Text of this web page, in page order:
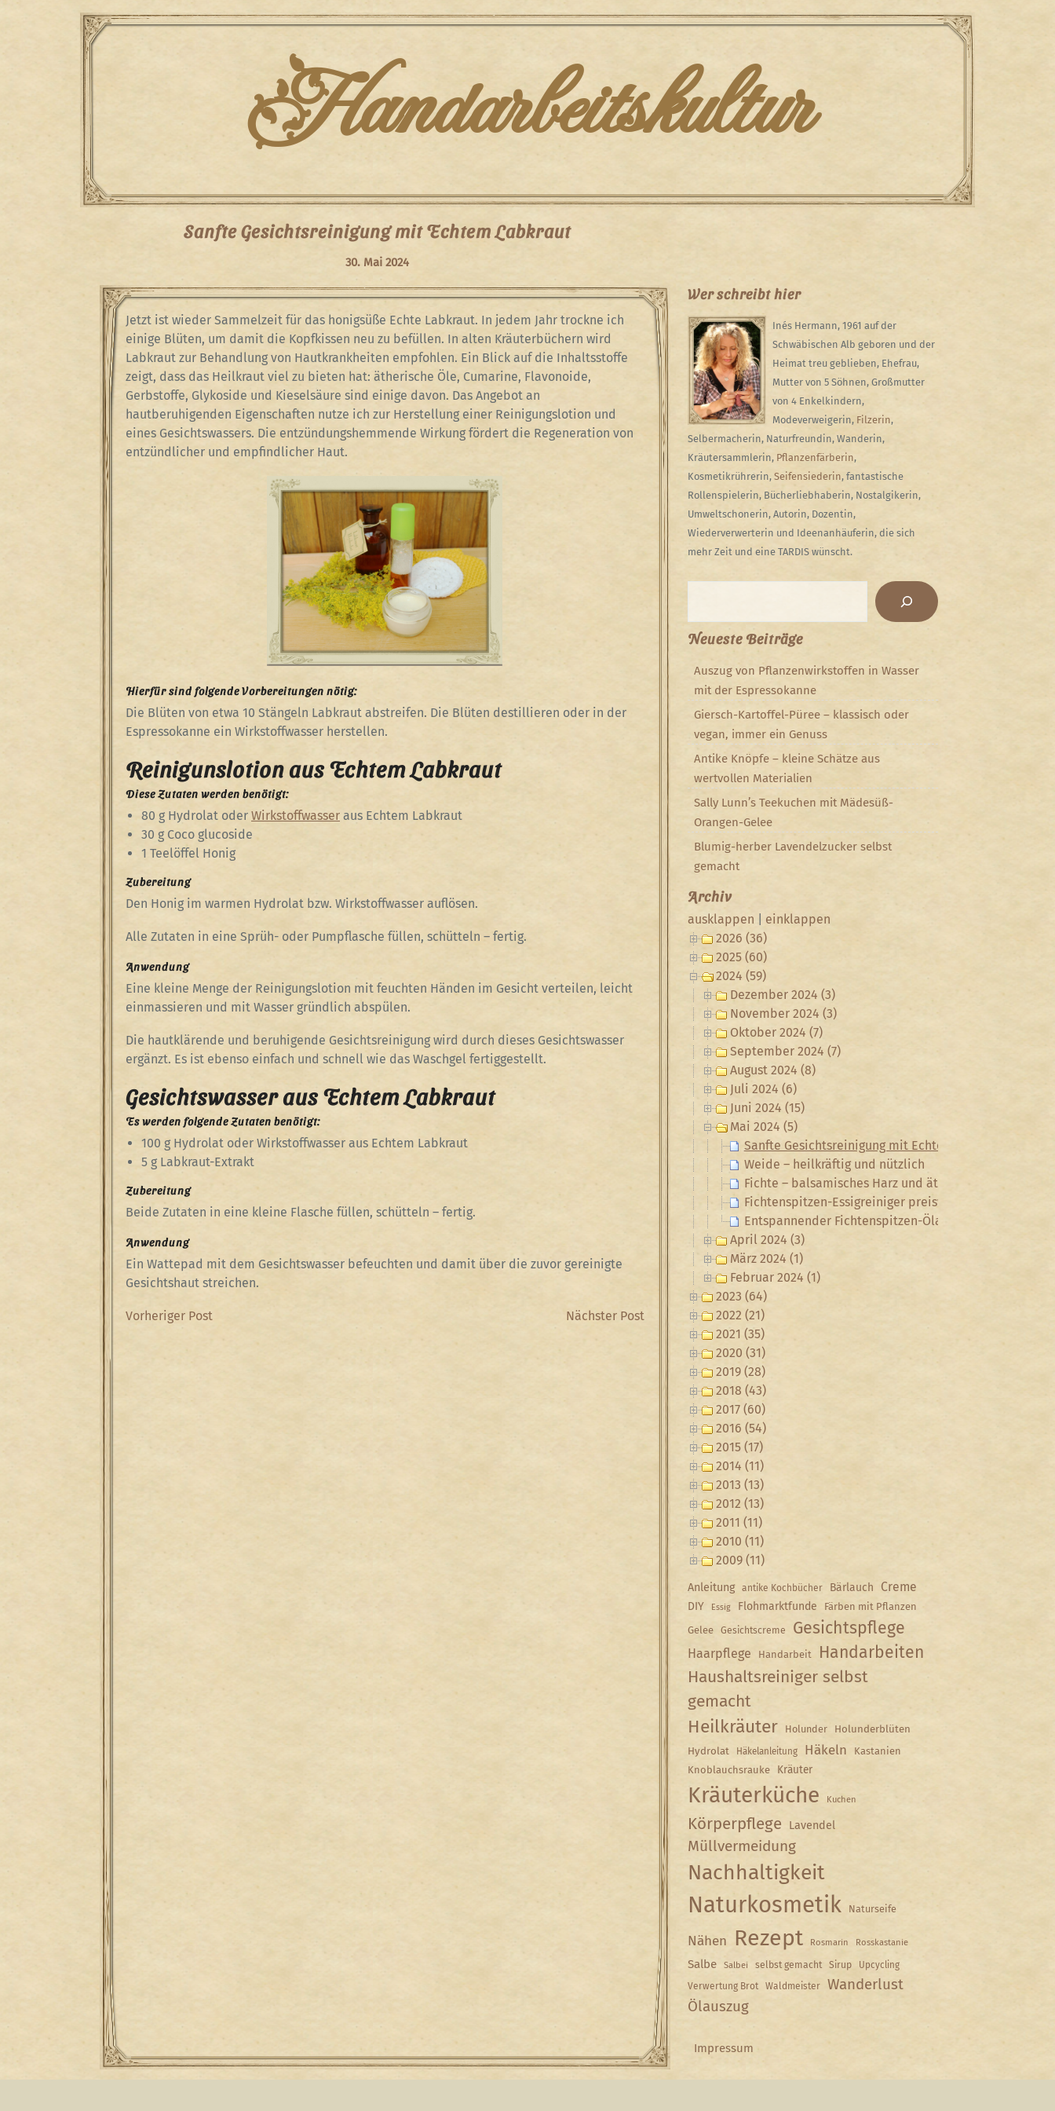
Skip
Handarbeitskultur
Sanfte Gesichtsreinigung mit Echtem Labkraut
30. Mai 2024
Jetzt ist wieder Sammelzeit für das honigsüße Echte Labkraut. In jedem Jahr trockne ich
einige Blüten, um damit die Kopfkissen neu zu befüllen. In alten Kräuterbüchern wird
Labkraut zur Behandlung von Hautkrankheiten empfohlen. Ein Blick auf die Inhaltsstoffe
zeigt, dass das Heilkraut viel zu bieten hat: ätherische Öle, Cumarine, Flavonoide,
Gerbstoffe, Glykoside und Kieselsäure sind einige davon. Das Angebot an
hautberuhigenden Eigenschaften nutze ich zur Herstellung einer Reinigungslotion und
eines Gesichtswassers. Die entzündungshemmende Wirkung fördert die Regeneration von
entzündlicher und empfindlicher Haut.
Hierfür sind folgende Vorbereitungen nötig:
Die Blüten von etwa 10 Stängeln Labkraut abstreifen. Die Blüten destillieren oder in der
Espressokanne ein Wirkstoffwasser herstellen.
Reinigunslotion aus Echtem Labkraut
Diese Zutaten werden benötigt:
80 g Hydrolat oder Wirkstoffwasser aus Echtem Labkraut
30 g Coco glucoside
1 Teelöffel Honig
Zubereitung
Den Honig im warmen Hydrolat bzw. Wirkstoffwasser auflösen.
Alle Zutaten in eine Sprüh- oder Pumpflasche füllen, schütteln – fertig.
Anwendung
Eine kleine Menge der Reinigungslotion mit feuchten Händen im Gesicht verteilen, leicht
einmassieren und mit Wasser gründlich abspülen.
Die hautklärende und beruhigende Gesichtsreinigung wird durch dieses Gesichtswasser
ergänzt. Es ist ebenso einfach und schnell wie das Waschgel fertiggestellt.
Gesichtswasser aus Echtem Labkraut
Es werden folgende Zutaten benötigt:
100 g Hydrolat oder Wirkstoffwasser aus Echtem Labkraut
5 g Labkraut-Extrakt
Zubereitung
Beide Zutaten in eine kleine Flasche füllen, schütteln – fertig.
Anwendung
Ein Wattepad mit dem Gesichtswasser befeuchten und damit über die zuvor gereinigte
Gesichtshaut streichen.
Beitragsnavigation
Previous
Vorheriger Post
Next
Nächster Post
Wer schreibt hier
Inés Hermann, 1961 auf der
Schwäbischen Alb geboren und der
Heimat treu geblieben, Ehefrau,
Mutter von 5 Söhnen, Großmutter
von 4 Enkelkindern,
Modeverweigerin, Filzerin,
Selbermacherin, Naturfreundin, Wanderin,
Kräutersammlerin, Pflanzenfärberin,
Kosmetikrührerin, Seifensiederin, fantastische
Rollenspielerin, Bücherliebhaberin, Nostalgikerin,
Umweltschonerin, Autorin, Dozentin,
Wiederverwerterin und Ideenanhäuferin, die sich
mehr Zeit und eine TARDIS wünscht.
Neueste Beiträge
Auszug von Pflanzenwirkstoffen in Wasser
mit der Espressokanne
Giersch-Kartoffel-Püree – klassisch oder
vegan, immer ein Genuss
Antike Knöpfe – kleine Schätze aus
wertvollen Materialien
Sally Lunn’s Teekuchen mit Mädesüß-
Orangen-Gelee
Blumig-herber Lavendelzucker selbst
gemacht
Archiv
ausklappen
einklappen
2026 (36)
2025 (60)
2024 (59)
Dezember 2024 (3)
November 2024 (3)
Oktober 2024 (7)
September 2024 (7)
August 2024 (8)
Juli 2024 (6)
Juni 2024 (15)
Mai 2024 (5)
Sanfte Gesichtsreinigung mit Echtem Labkraut
Weide – heilkräftig und nützlich
Fichte – balsamisches Harz und ätherisches Öl
Fichtenspitzen-Essigreiniger preiswert und schnell
Entspannender Fichtenspitzen-Ölauszug
April 2024 (3)
März 2024 (1)
Februar 2024 (1)
2023 (64)
2022 (21)
2021 (35)
2020 (31)
2019 (28)
2018 (43)
2017 (60)
2016 (54)
2015 (17)
2014 (11)
2013 (13)
2012 (13)
2011 (11)
2010 (11)
2009 (11)
Anleitung antike Kochbücher Bärlauch Creme
DIY Essig Flohmarktfunde
Färben mit Pflanzen
Gelee
Gesichtscreme Gesichtspflege
Haarpflege Handarbeit
Handarbeiten
Haushaltsreiniger selbst
gemacht
Heilkräuter Holunder
Holunderblüten
Hydrolat
Häkelanleitung Häkeln
Kastanien
Knoblauchsrauke
Kräuter
Kräuterküche Kuchen
Körperpflege Lavendel
Müllvermeidung
Nachhaltigkeit
Naturkosmetik Naturseife
Nähen Rezept Rosmarin Rosskastanie
Salbe Salbei selbst gemacht Sirup
Upcycling
Verwertung Brot
Waldmeister
Wanderlust
Ölauszug
Impressum